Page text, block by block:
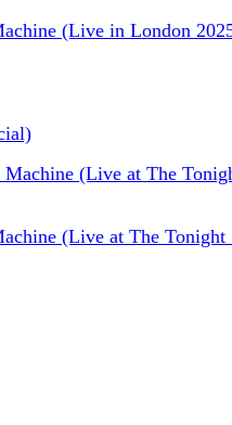
(Live in London
(Live at The Tonight